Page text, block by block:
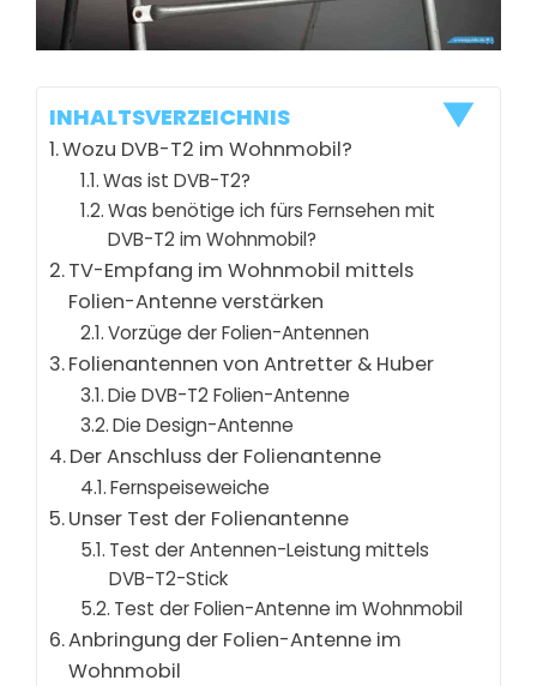
INHALTSVERZEICHNIS
Wozu DVB-T2 im Wohnmobil?
Was ist DVB-T2?
Was benötige ich fürs Fernsehen mit
DVB-T2 im Wohnmobil?
TV-Empfang im Wohnmobil mittels
Folien-Antenne verstärken
Vorzüge der Folien-Antennen
Folienantennen von Antretter & Huber
Die DVB-T2 Folien-Antenne
Die Design-Antenne
Der Anschluss der Folienantenne
Fernspeiseweiche
Unser Test der Folienantenne
Test der Antennen-Leistung mittels
DVB-T2-Stick
Test der Folien-Antenne im Wohnmobil
Anbringung der Folien-Antenne im
Wohnmobil